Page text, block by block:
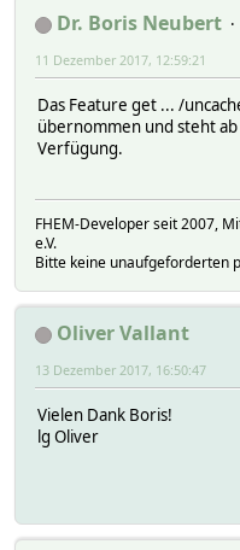
Dr. Boris Neubert
11 Dezember 2017, 12:59:21
Das Feature get ... /
übernommen und steht
Verfügung.
FHEM-Developer seit 2007,
e.V.
Bitte keine unaufgeforderten
Oliver Vallant
13 Dezember 2017, 16:50:47
Vielen Dank Boris!
lg Oliver